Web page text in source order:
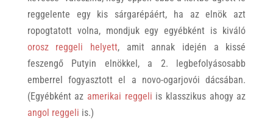
reggelente egy kis sárgarépáért, ha az elnök azt
ropogtatott volna, mondjuk egy egyébként is kiváló
orosz reggeli helyett, amit annak idején a kissé
feszengő Putyin elnökkel, a 2. legbefolyásosabb
emberrel fogyasztott el a novo-ogarjovói dácsában.
(Egyébként az amerikai reggeli is klasszikus ahogy az
angol reggeli is.)